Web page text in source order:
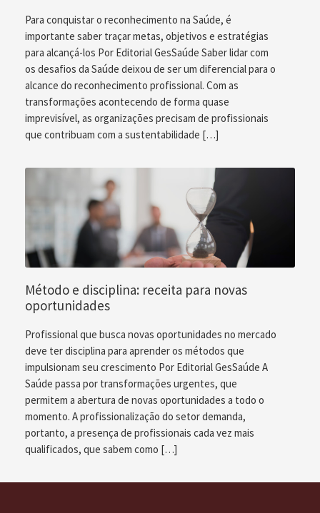
Para conquistar o reconhecimento na Saúde, é
importante saber traçar metas, objetivos e estratégias
para alcançá-los Por Editorial GesSaúde Saber lidar com
os desafios da Saúde deixou de ser um diferencial para o
alcance do reconhecimento profissional. Com as
transformações acontecendo de forma quase
imprevisível, as organizações precisam de profissionais
que contribuam com a sustentabilidade […]
Método e disciplina: receita para novas
oportunidades
Profissional que busca novas oportunidades no mercado
deve ter disciplina para aprender os métodos que
impulsionam seu crescimento Por Editorial GesSaúde A
Saúde passa por transformações urgentes, que
permitem a abertura de novas oportunidades a todo o
momento. A profissionalização do setor demanda,
portanto, a presença de profissionais cada vez mais
qualificados, que sabem como […]